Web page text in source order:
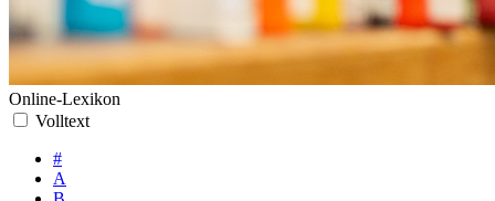
Online-Lexikon
Volltext
#
A